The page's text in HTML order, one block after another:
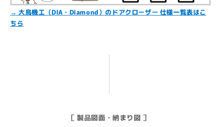
を
減
ら
を
増
→ 大鳥機工（DIA・Diamond）のドアクローザー 仕様一覧表はこ
ちら
［ 製品図面・納まり図 ］